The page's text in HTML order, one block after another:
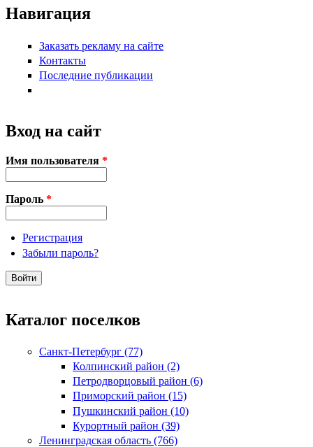
Навигация
Заказать рекламу на сайте
Контакты
Последние публикации
Вход на сайт
Имя пользователя *
Пароль *
Регистрация
Забыли пароль?
Каталог поселков
Санкт-Петербург (77)
Колпинский район (2)
Петродворцовый район (6)
Приморский район (15)
Пушкинский район (10)
Курортный район (39)
Ленинградская область (766)